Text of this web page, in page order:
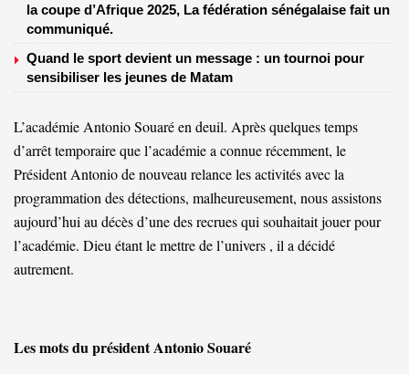
la coupe d’Afrique 2025, La fédération sénégalaise fait un
communiqué.
Quand le sport devient un message : un tournoi pour
sensibiliser les jeunes de Matam
L’académie Antonio Souaré en deuil. Après quelques temps
d’arrêt temporaire que l’académie a connue récemment, le
Président Antonio de nouveau relance les activités avec la
programmation des détections, malheureusement, nous assistons
aujourd’hui au décès d’une des recrues qui souhaitait jouer pour
l’académie. Dieu étant le mettre de l’univers , il a décidé
autrement.
Les mots du président Antonio Souaré